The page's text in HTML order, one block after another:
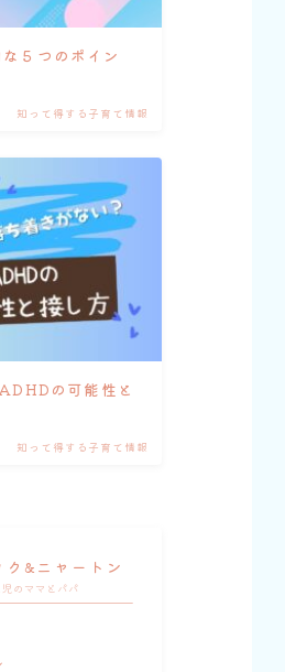
５つのポイン
知って得する子育て情報
の可能性と
知って得する子育て情報
ク&ニャートン
のママとパパ